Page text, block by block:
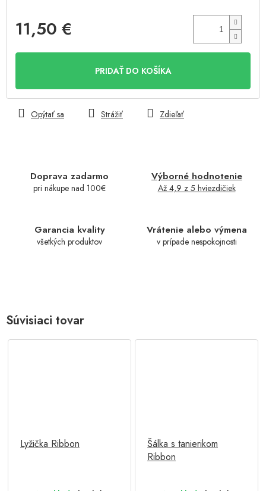
11,50 €
PRIDAŤ DO KOŠÍKA
Doprava zadarmo
pri nákupe nad 100€
Výborné hodnotenie
Až 4,9 z 5 hviezdičiek
Garancia kvality
všetkých produktov
Vrátenie alebo výmena
v prípade nespokojnosti
Opýtať sa Strážiť Zdieľať
Súvisiaci tovar
Lyžička Ribbon
Šálka s tanierikom
Ribbon